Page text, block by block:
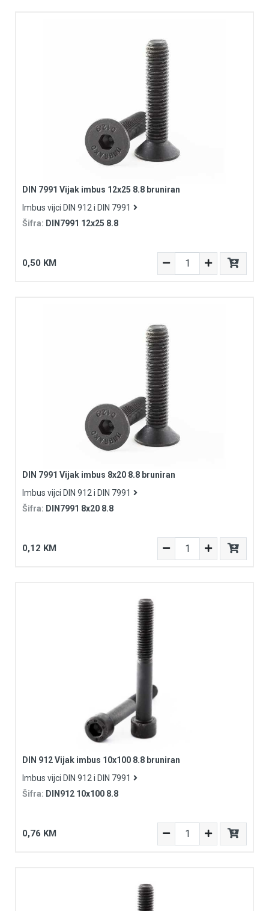
DIN 7991 Vijak imbus 12x25 8.8 bruniran
Imbus vijci DIN 912 i DIN 7991
Šifra: DIN7991 12x25 8.8
0,50 KM
DIN 7991 Vijak imbus 8x20 8.8 bruniran
Imbus vijci DIN 912 i DIN 7991
Šifra: DIN7991 8x20 8.8
0,12 KM
DIN 912 Vijak imbus 10x100 8.8 bruniran
Imbus vijci DIN 912 i DIN 7991
Šifra: DIN912 10x100 8.8
0,76 KM